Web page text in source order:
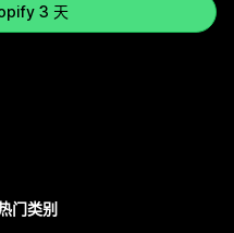
3 天
门类别